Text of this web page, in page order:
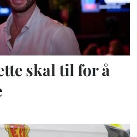
skal til for å